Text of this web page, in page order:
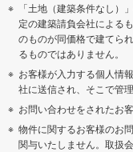
「土地（建築条件なし）
定の建築請負会社による
のものが同価格で建てら
るものではありません。
お客様が入力する個人情
社に送信され、そこで管理
お問い合わせをされたお
物件に関するお客様のお
関与いたしません。取扱